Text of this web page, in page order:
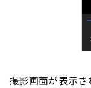
撮影画面が表示さ